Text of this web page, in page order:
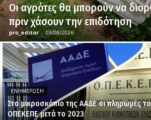
Οι αγρότες θα μπορούν να
πριν χάσουν την επιδότηση
pro_editor - 03/08/2026
ΕΝΗΜΈΡΩΣΗ
Στο μικροσκόπιο της ΑΑΔΕ οι πληρωμές
ΟΠΕΚΕΠΕ μετά το 2023